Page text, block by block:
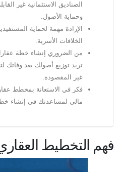
الصناديق الاستئمانية غير
وحماية الأصول.
الإرادة مهمة لحماية
الخلافات الأسرية.
من الضروري إنشاء خطة
تريد توزيع أصولك بعد وفاتك
غير المقصودة.
فكر في الاستعانة بمخطط
مالي لمساعدتك في إنشاء
فهم التخطيط